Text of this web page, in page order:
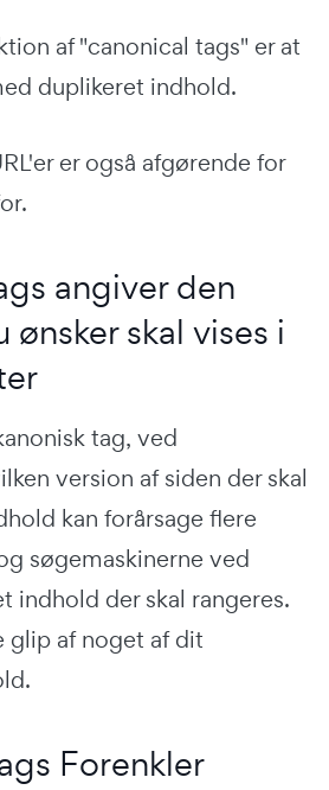
af "canonical tags" er at
duplikeret indhold.
er også afgørende for
angiver den
ønsker skal vises i
tag, ved
version af siden der skal
kan forårsage flere
søgemaskinerne ved
indhold der skal rangeres.
glip af noget af dit
Forenkler